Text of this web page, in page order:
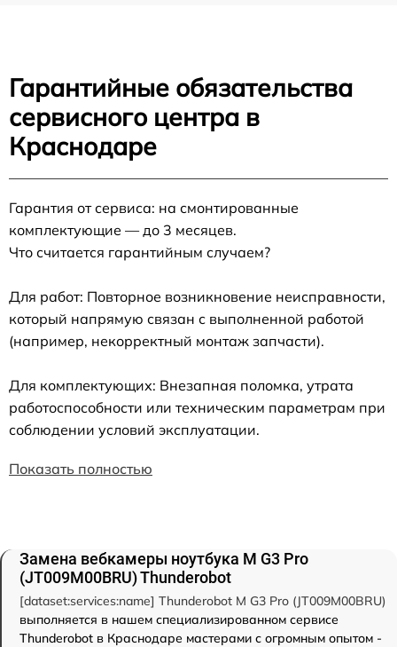
Гарантийные обязательства
сервисного центра в
Краснодаре
Гарантия от сервиса: на смонтированные
комплектующие — до 3 месяцев.
Что считается гарантийным случаем?
Для работ: Повторное возникновение неисправности,
который напрямую связан с выполненной работой
(например, некорректный монтаж запчасти).
Для комплектующих: Внезапная поломка, утрата
работоспособности или техническим параметрам при
соблюдении условий эксплуатации.
Показать полностью
Замена вебкамеры ноутбука M G3 Pro
(JT009M00BRU) Thunderobot
[dataset:services:name] Thunderobot M G3 Pro (JT009M00BRU)
выполняется в нашем специализированном сервисе
Thunderobot в Краснодаре мастерами с огромным опытом -